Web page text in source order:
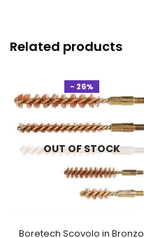
Related products
- 26%
OUT OF STOCK
Boretech Scovolo in Bronzo